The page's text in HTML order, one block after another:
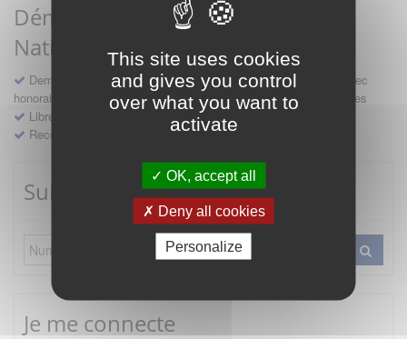
This site uses cookies
and gives you control
over what you want to
activate
OK, accept all
Deny all cookies
Personalize
Démarches destinées au Conseil
National
Demande d'avis en hospitalité, en études, des conventions avec
honoraires et des demandes diverses formulées par les entreprises
Libre prestation de services
Recours
Suivre mes démarches
Je me connecte